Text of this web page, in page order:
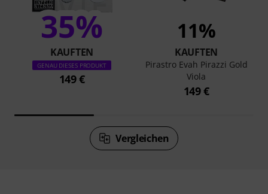
35%
KAUFTEN
GENAU DIESES PRODUKT
149 €
11%
KAUFTEN
Pirastro Evah Pirazzi Gold
Viola
149 €
Vergleichen